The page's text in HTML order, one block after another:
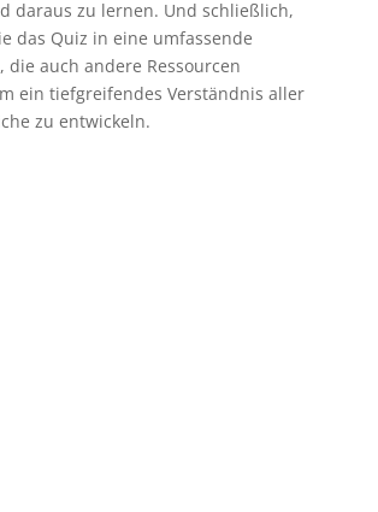
daraus zu lernen. Und schließlich,
das Quiz in eine umfassende
die auch andere Ressourcen
ein tiefgreifendes Verständnis aller
zu entwickeln.